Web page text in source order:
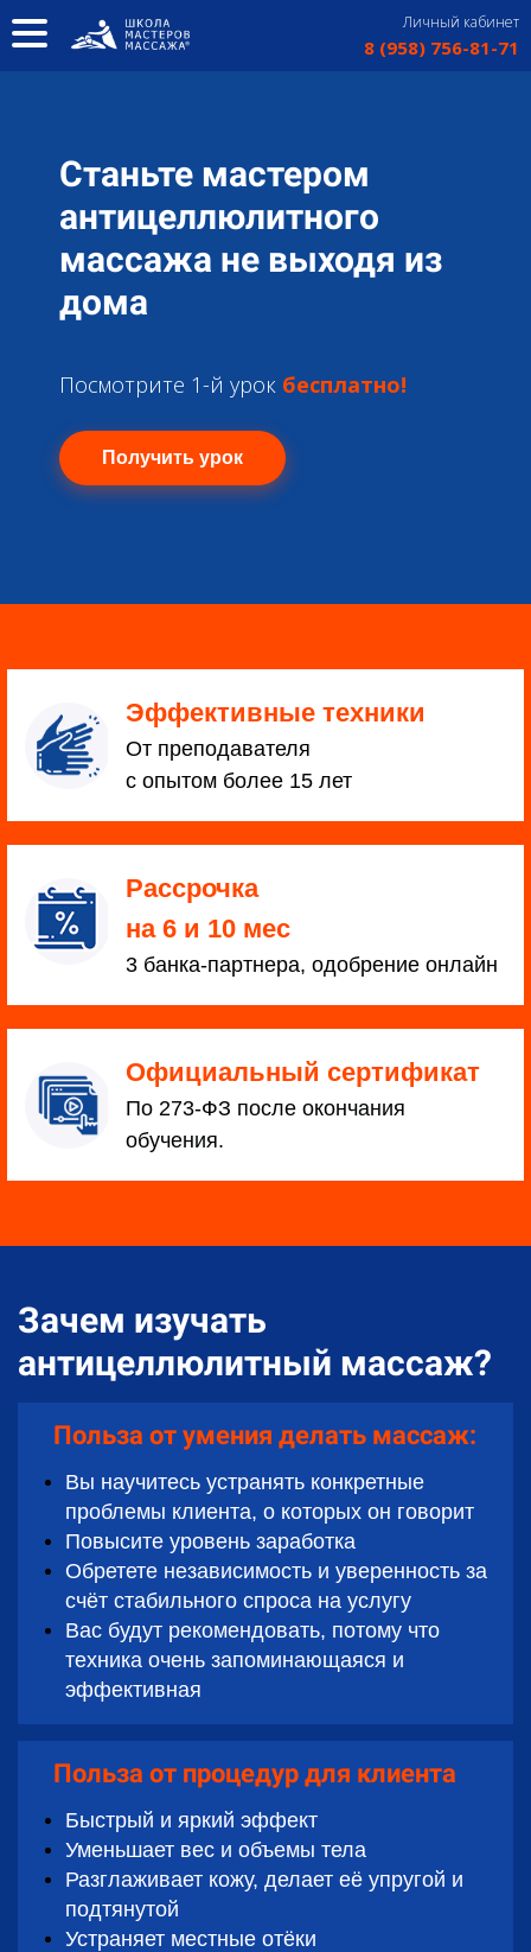
О школе
Преподаватель
Отзывы
Цены
Личный кабинет
8 (958) 756-81-71
Станьте мастером
антицеллюлитного
массажа не выходя из
дома
Посмотрите 1-й урок бесплатно!
Получить урок
Эффективные техники
От преподавателя
с опытом более 15 лет
Рассрочка
на 6 и 10 мес
3 банка-партнера, одобрение онлайн
Официальный сертификат
По 273-ФЗ после окончания
обучения.
Зачем изучать
антицеллюлитный массаж?
Польза от умения делать массаж:
Вы научитесь устранять конкретные
проблемы клиента, о которых он говорит
Повысите уровень заработка
Обретете независимость и уверенность за
счёт стабильного спроса на услугу
Вас будут рекомендовать, потому что
техника очень запоминающаяся и
эффективная
Польза от процедур для клиента
Быстрый и яркий эффект
Уменьшает вес и объемы тела
Разглаживает кожу, делает её упругой и
подтянутой
Устраняет местные отёки